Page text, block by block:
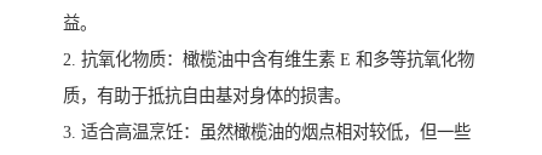
益。
2. 抗氧化物质：橄榄油中含有维生素 E 和多等抗氧化物
质，有助于抵抗自由基对身体的损害。
3. 适合高温烹饪：虽然橄榄油的烟点相对较低，但一些